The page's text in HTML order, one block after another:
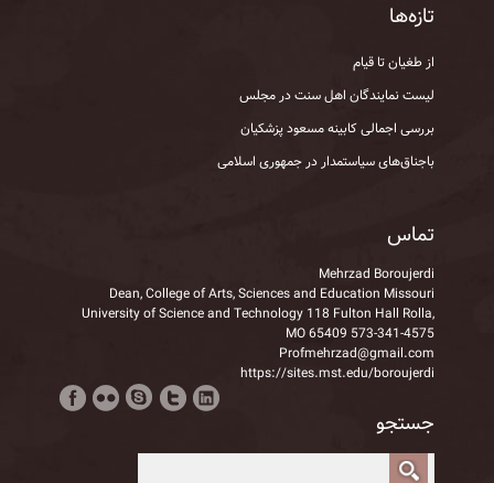
تازه‌ها
از طغیان تا قیام
لیست نمایندگان اهل سنت در مجلس
بررسی اجمالی کابینه مسعود پزشکیان
باجناق‌های سیاستمدار در جمهوری اسلامی
تماس
Mehrzad Boroujerdi
Dean, College of Arts, Sciences and Education Missouri
University of Science and Technology 118 Fulton Hall Rolla,
MO 65409 573-341-4575
Profmehrzad@gmail.com
https://sites.mst.edu/boroujerdi
جستجو